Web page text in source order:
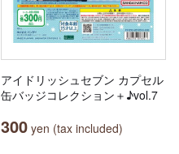
アイドリッシュセブン カプセル
缶バッジコレクション＋♪vol.7
300 yen (tax included)